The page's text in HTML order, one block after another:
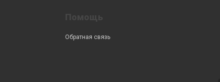
Обратная связь